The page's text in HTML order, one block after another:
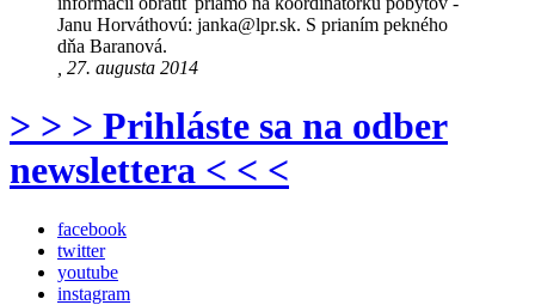
Janu Horváthovú: janka@lpr.sk. S prianím pekného
dňa Baranová.
, 27. augusta 2014
> > > Prihláste sa na odber
newslettera < < <
facebook
twitter
youtube
instagram